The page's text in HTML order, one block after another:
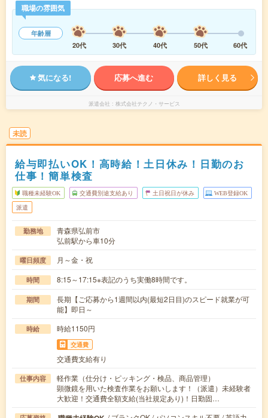
職場の雰囲気
年齢層
20代
30代 40代 50代 60代
気になる! 応募へ進む 詳しく見る
派遣会社 株式会社テクノ・サービス
未読
給与即払いOK！高時給！土日休み！日勤のお
仕事！簡単検査
職種未経験OK 交通費別途支給あり 土日祝日が休み WEB登録OK
派遣
勤務地
青森県弘前市
弘前駅から車10分
曜日頻度 月～金・祝
時間 8:15～17:15※表記のうち実働8時間です。
期間
長期【ご応募から1週間以内(最短2日目)のスピード就業が可
能】即日～
時給 時給1150円
交通費
交通費支給有り
仕事内容
軽作業（仕分け・ピッキング・検品、商品管理）
顕微鏡を用いた検査作業をお願いします！（派遣）未経験者
大歓迎！交通費全額支給(当社規定あり)！日勤固…